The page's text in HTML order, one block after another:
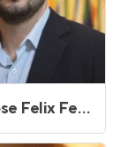
Paulo Jose Felix Ferreira da Silva